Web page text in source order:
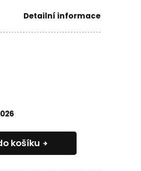
košíku
Detailní informace